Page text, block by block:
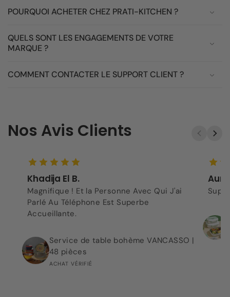
POURQUOI ACHETER CHEZ PRATI-KITCHEN ?
QUELS SONT LES ENGAGEMENTS DE VOTRE
MARQUE ?
COMMENT CONTACTER LE SUPPORT CLIENT ?
Nos Avis Clients
Khadija El B.
Magnifique ! Et la Personne Avec Qui J'ai
Parlé Au Téléphone Est Superbe
Accueillante.
Service de table bohème VANCASSO |
48 pièces
ACHAT VÉRIFIÉ